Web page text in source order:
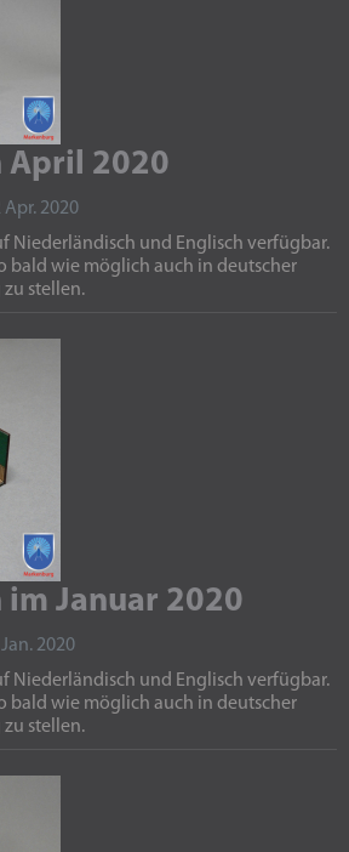
April 2020
2020
Niederländisch und Englisch verfügbar.
bald wie möglich auch in deutscher
zu stellen.
Januar 2020
2020
Niederländisch und Englisch verfügbar.
bald wie möglich auch in deutscher
zu stellen.